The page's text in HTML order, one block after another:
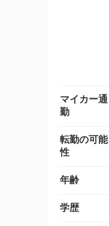
マイカー通
勤
転勤の可能
性
年齢
学歴